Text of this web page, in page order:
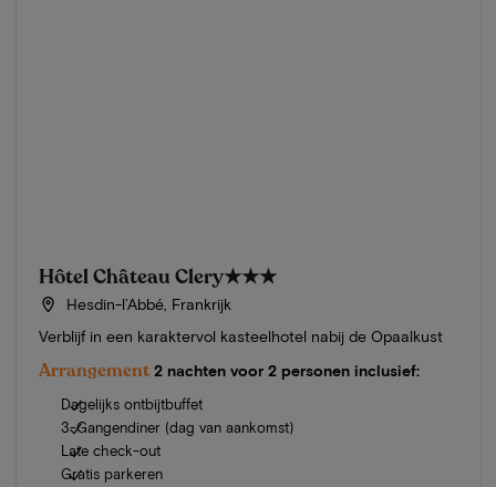
Hôtel Château Clery★★★
Hesdin-l’Abbé, Frankrijk
Verblijf in een karaktervol kasteelhotel nabij de Opaalkust
Arrangement 2 nachten voor 2 personen inclusief:
Dagelijks ontbijtbuffet
3-Gangendiner (dag van aankomst)
Late check-out
Gratis parkeren